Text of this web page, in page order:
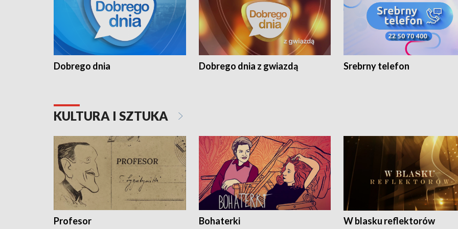
Dobrego dnia Dobrego dnia z gwiazdą Srebrny telefon
KULTURA I SZTUKA
Profesor Bohaterki W blasku reflektorów